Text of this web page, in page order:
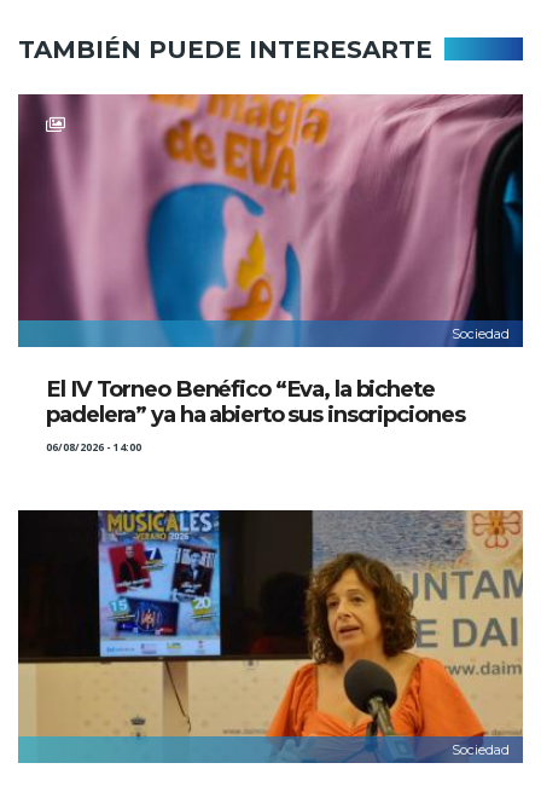
TAMBIÉN PUEDE INTERESARTE
Sociedad
El IV Torneo Benéfico “Eva, la bichete
padelera” ya ha abierto sus inscripciones
06/08/2026 - 14:00
Sociedad